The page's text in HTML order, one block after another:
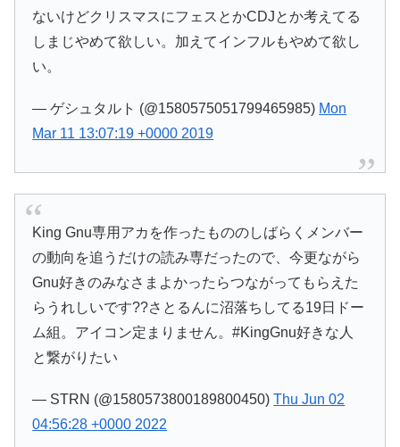
ないけどクリスマスにフェスとかCDJとか考えてる
しまじやめて欲しい。加えてインフルもやめて欲し
い。
— ゲシュタルト (@1580575051799465985) Mon
Mar 11 13:07:19 +0000 2019
King Gnu専用アカを作ったもののしばらくメンバー
の動向を追うだけの読み専だったので、今更ながら
Gnu好きのみなさまよかったらつながってもらえた
らうれしいです??さとるんに沼落ちしてる19日ドー
ム組。アイコン定まりません。#KingGnu好きな人
と繋がりたい
— STRN (@1580573800189800450)Thu Jun 02
04:56:28 +0000 2022